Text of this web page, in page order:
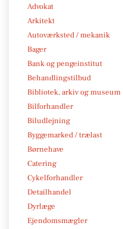
Advokat
Arkitekt
Autoværksted / mekanik
Bager
Bank og pengeinstitut
Behandlingstilbud
Bibliotek, arkiv og museum
Bilforhandler
Biludlejning
Byggemarked / trælast
Børnehave
Catering
Cykelforhandler
Detailhandel
Dyrlæge
Ejendomsmægler